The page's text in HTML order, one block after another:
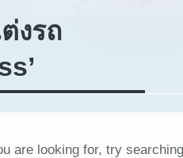
งรถ
are looking for, try